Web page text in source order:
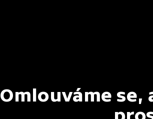
Omlouváme se,